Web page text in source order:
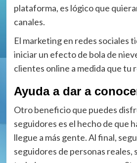
plataforma, es lógico que
canales.
El marketing en redes sociales
iniciar un efecto de bola de
clientes online a medida que tu
Ayuda a dar a
Otro beneficio que puedes
seguidores es el hecho de que
llegue a más gente. Al final,
seguidores de personas reales,